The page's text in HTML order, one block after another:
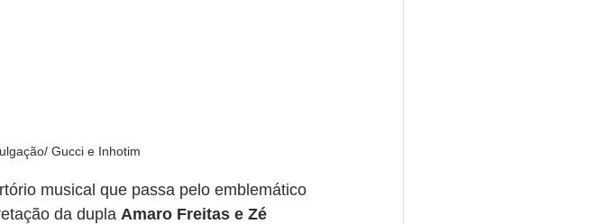
Gucci e Inhotim
musical que passa pelo emblemático
da dupla Amaro Freitas e Zé